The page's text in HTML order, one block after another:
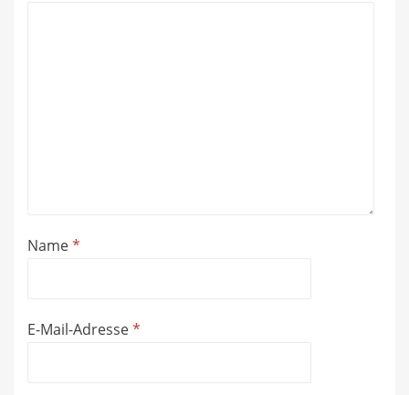
Name*
E-Mail-Adresse*